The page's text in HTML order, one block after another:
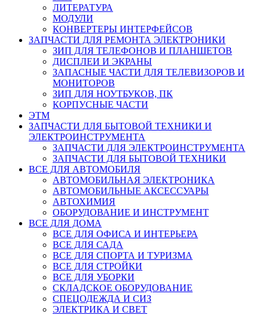
ЛИТЕРАТУРА
МОДУЛИ
КОНВЕРТЕРЫ ИНТЕРФЕЙСОВ
ЗАПЧАСТИ ДЛЯ РЕМОНТА ЭЛЕКТРОНИКИ
ЗИП ДЛЯ ТЕЛЕФОНОВ И ПЛАНШЕТОВ
ДИСПЛЕИ И ЭКРАНЫ
ЗАПАСНЫЕ ЧАСТИ ДЛЯ ТЕЛЕВИЗОРОВ И
МОНИТОРОВ
ЗИП ДЛЯ НОУТБУКОВ, ПК
КОРПУСНЫЕ ЧАСТИ
ЭТМ
ЗАПЧАСТИ ДЛЯ БЫТОВОЙ ТЕХНИКИ И
ЭЛЕКТРОИНСТРУМЕНТА
ЗАПЧАСТИ ДЛЯ ЭЛЕКТРОИНСТРУМЕНТА
ЗАПЧАСТИ ДЛЯ БЫТОВОЙ ТЕХНИКИ
ВСЕ ДЛЯ АВТОМОБИЛЯ
АВТОМОБИЛЬНАЯ ЭЛЕКТРОНИКА
АВТОМОБИЛЬНЫЕ АКСЕССУАРЫ
АВТОХИМИЯ
ОБОРУДОВАНИЕ И ИНСТРУМЕНТ
ВСЕ ДЛЯ ДОМА
ВСЕ ДЛЯ ОФИСА И ИНТЕРЬЕРА
ВСЕ ДЛЯ САДА
ВСЕ ДЛЯ СПОРТА И ТУРИЗМА
ВСЕ ДЛЯ СТРОЙКИ
ВСЕ ДЛЯ УБОРКИ
СКЛАДСКОЕ ОБОРУДОВАНИЕ
СПЕЦОДЕЖДА И СИЗ
ЭЛЕКТРИКА И СВЕТ